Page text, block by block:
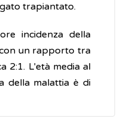
trapiantato.
incidenza della
un rapporto tra
2:1. L'età media al
della malattia è di